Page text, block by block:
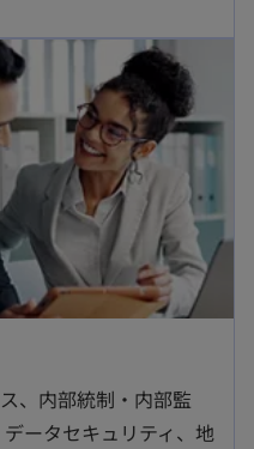
、内部統制・内部監
ータセキュリティ、地